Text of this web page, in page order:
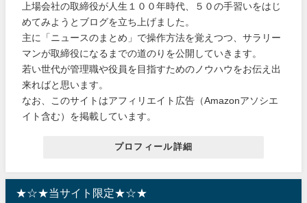
上場会社の取締役が人生１００年時代、５０の手習いをはじ
めてみようとブログを立ち上げました。
主に「ニュースのまとめ」で操作方法を覚えつつ、サラリー
マンが取締役になるまでの道のりを公開していきます。
若い世代が管理職や役員を目指すためのノウハウをお伝え出
来ればと思います。
なお、このサイトはアフィリエイト広告（Amazonアソシエ
イト含む）を掲載しています。
プロフィール詳細
★☆★当サイト限定★☆★